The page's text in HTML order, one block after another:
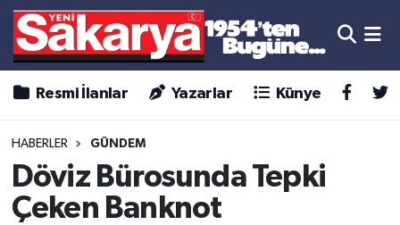
Resmi İlanlar Yazarlar Künye
HABERLER GÜNDEM
Döviz Bürosunda Tepki
Çeken Banknot